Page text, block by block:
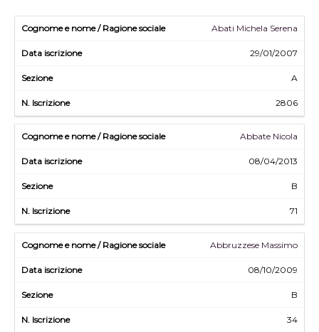
Abati Michela Serena
29/01/2007
A
2806
Abbate Nicola
08/04/2013
B
71
Abbruzzese Massimo
08/10/2009
B
34